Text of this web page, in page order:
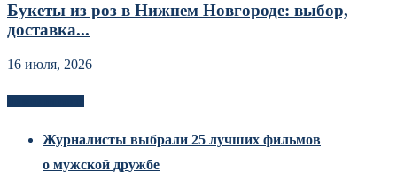
Букеты из роз в Нижнем Новгороде: выбор,
доставка...
16 июля, 2026
Журналисты выбрали 25 лучших фильмов
о мужской дружбе